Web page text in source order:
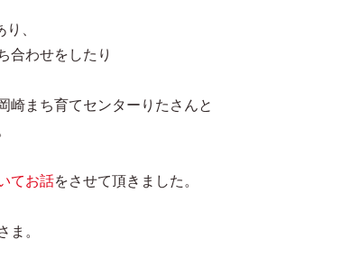
、
合わせをしたり
崎まち育てセンターりたさんと
てお話をさせて頂きました。
ま。